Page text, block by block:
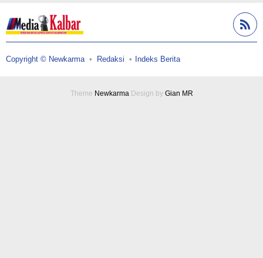
Copyright © Newkarma Redaksi Indeks Berita
Theme NewkarmaDesign by Gian MR